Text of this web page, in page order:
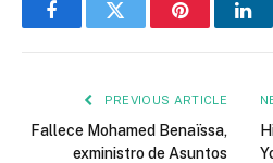
FacebookTwitter Pinterest
PREVIOUS ARTICLE
Fallece Mohamed Benaïssa,
exministro de Asuntos